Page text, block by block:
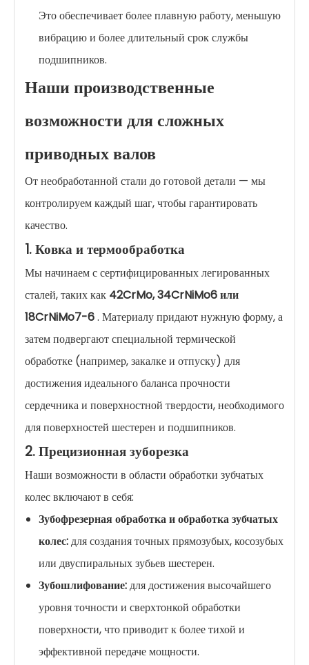
Это обеспечивает более плавную работу, меньшую
вибрацию и более длительный срок службы
подшипников.
Наши производственные
возможности для сложных
приводных валов
От необработанной стали до готовой детали — мы
контролируем каждый шаг, чтобы гарантировать
качество.
1. Ковка и термообработка
Мы начинаем с сертифицированных легированных
сталей, таких как 42CrMo, 34CrNiMo6 или
18CrNiMo7-6. Материалу придают нужную форму, а
затем подвергают специальной термической
обработке (например, закалке и отпуску) для
достижения идеального баланса прочности
сердечника и поверхностной твердости, необходимого
для поверхностей шестерен и подшипников.
2. Прецизионная зуборезка
Наши возможности в области обработки зубчатых
колес включают в себя:
Зубофрезерная обработка и обработка зубчатых
колес:для создания точных прямозубых, косозубых
или двуспиральных зубьев шестерен.
Зубошлифование:для достижения высочайшего
уровня точности и сверхтонкой обработки
поверхности, что приводит к более тихой и
эффективной передаче мощности.